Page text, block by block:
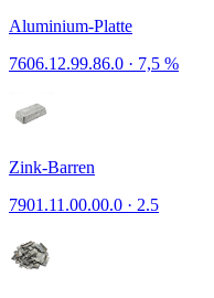
Aluminium-Platte
7606.12.99.86.0 · 7,5 %
Zink-Barren
7901.11.00.00.0 · 2.5